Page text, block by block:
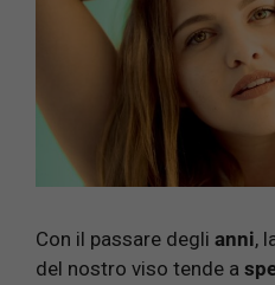
Con il passare degli anni,
del nostro viso tende a